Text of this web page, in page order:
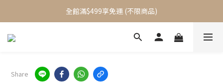
加入會員立即送$100元購物金
全館滿$499享免運 (不限商品)
加入會員立即送$100元購物金
Share